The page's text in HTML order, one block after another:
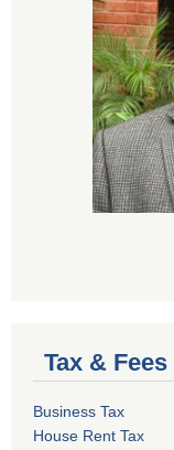
Tax & Fees
Business Tax
House Rent Tax